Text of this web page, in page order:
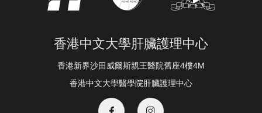
香港中文大學肝臟護理中心
香港新界沙田威爾斯親王醫院舊座4樓4M
香港中文大學醫學院肝臟護理中心